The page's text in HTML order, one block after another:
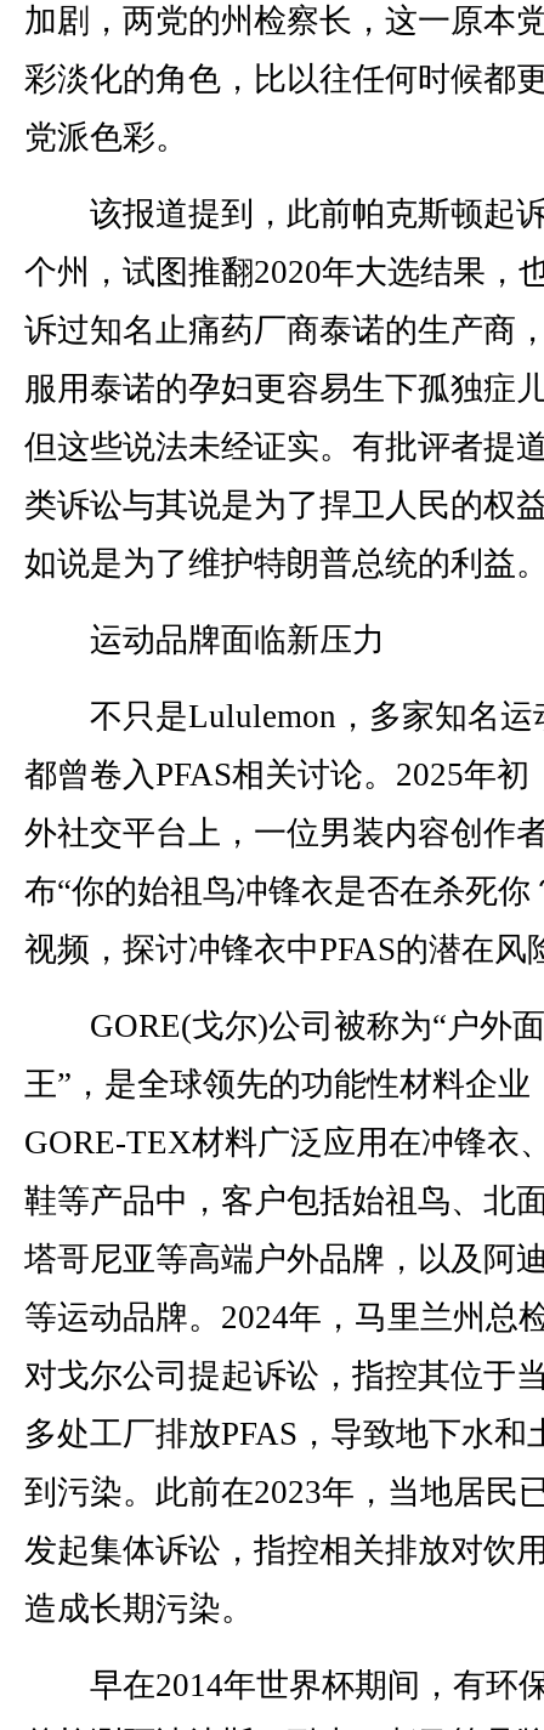
加剧，两党的州检察长，这一原本
彩淡化的角色，比以往任何时候都
党派色彩。
该报道提到，此前帕克斯顿起
个州，试图推翻2020年大选结果，
诉过知名止痛药厂商泰诺的生产商
服用泰诺的孕妇更容易生下孤独症
但这些说法未经证实。有批评者提
类诉讼与其说是为了捍卫人民的权
如说是为了维护特朗普总统的利益
运动品牌面临新压力
不只是Lululemon，多家知名运
都曾卷入PFAS相关讨论。2025年初
外社交平台上，一位男装内容创作
布“你的始祖鸟冲锋衣是否在杀死你
视频，探讨冲锋衣中PFAS的潜在风
GORE(戈尔)公司被称为“户外
王”，是全球领先的功能性材料企业
GORE-TEX材料广泛应用在冲锋衣
鞋等产品中，客户包括始祖鸟、北
塔哥尼亚等高端户外品牌，以及阿
等运动品牌。2024年，马里兰州总
对戈尔公司提起诉讼，指控其位于
多处工厂排放PFAS，导致地下水和
到污染。此前在2023年，当地居民
发起集体诉讼，指控相关排放对饮
造成长期污染。
早在2014年世界杯期间，有环